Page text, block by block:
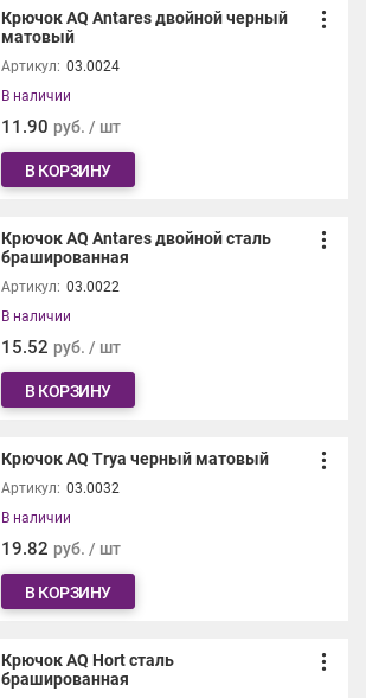
Крючок AQ Antares двойной черный
матовый
Артикул: 03.0024
В наличии
11.90 руб. / шт
В КОРЗИНУ
Крючок AQ Antares двойной сталь
брашированная
Артикул: 03.0022
В наличии
15.52 руб. / шт
В КОРЗИНУ
Крючок AQ Trya черный матовый
Артикул: 03.0032
В наличии
19.82 руб. / шт
В КОРЗИНУ
Крючок AQ Hort сталь
брашированная